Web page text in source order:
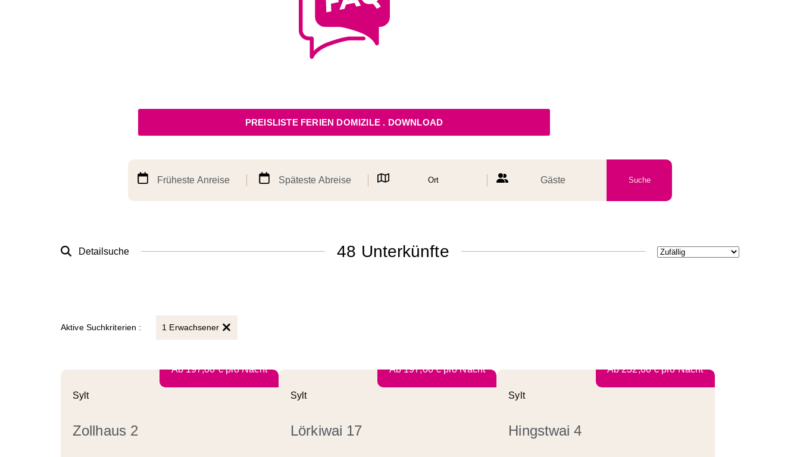
PREISLISTE FERIEN DOMIZILE . DOWNLOAD
Früheste Anreise Späteste Abreise Gäste
Detailsuche 48 Unterkünfte
Aktive Suchkriterien : 1 Erwachsener
Sylt
Zollhaus 2
Ab197,00 €pro Nacht
Sylt
Lörkiwai 17
Ab197,00 €pro Nacht
Sylt
Hingstwai 4
Ab232,00 €pro Nacht